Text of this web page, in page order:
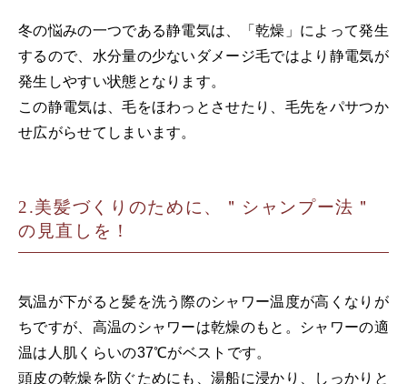
冬の悩みの一つである静電気は、「乾燥」によって発生
するので、水分量の少ないダメージ毛ではより静電気が
発生しやすい状態となります。
この静電気は、毛をほわっとさせたり、毛先をパサつか
せ広がらせてしまいます。
美髪づくりのために、＂シャンプー法＂
の見直しを！
気温が下がると髪を洗う際のシャワー温度が高くなりが
ちですが、高温のシャワーは乾燥のもと。シャワーの適
温は人肌くらいの37℃がベストです。
頭皮の乾燥を防ぐためにも、湯船に浸かり、しっかりと